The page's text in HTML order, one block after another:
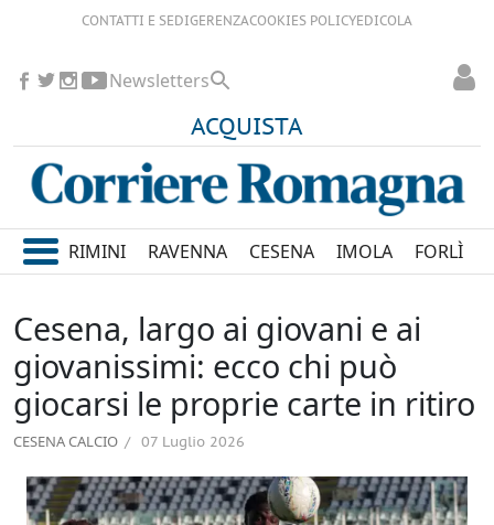
CONTATTI E SEDIGERENZACOOKIES POLICYEDICOLA
ACQUISTA
Newsletters
RIMINI RAVENNA CESENA IMOLA FORLÌ
Cesena, largo ai giovani e ai
giovanissimi: ecco chi può
giocarsi le proprie carte in ritiro
CESENA CALCIO 07 Luglio 2026